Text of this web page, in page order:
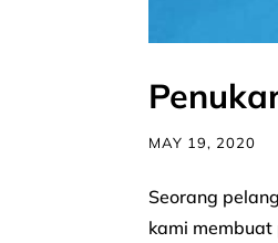
MAY 19, 2020
Seorang
kami